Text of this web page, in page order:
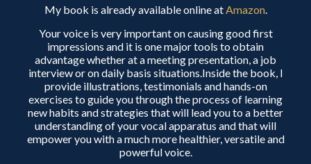
My book is already available online atAmazon.
Your voice is very important on causing good first
impressions and it is one major tools to obtain
advantage whether at a meeting presentation, a job
interview or on daily basis situations.Inside the book, I
provide illustrations, testimonials and hands-on
exercises to guide you through the process of learning
new habits and strategies that will lead you to a better
understanding of your vocal apparatus and that will
empower you with a much more healthier, versatile and
powerful voice.